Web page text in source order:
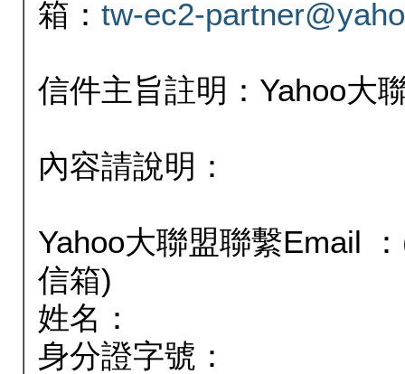
箱： tw-ec2-
信件主旨註明：Yahoo大
內容請說明：
Yahoo大聯盟聯繫Email
信箱)
姓名：
身分證字號：